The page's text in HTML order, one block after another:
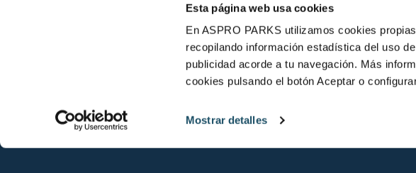
Esta página web usa cookies
En ASPRO PARKS utilizamos cookies
recopilando información estadística del uso
publicidad acorde a tu navegación. Más
cookies pulsando el botón Aceptar o
Mostrar detalles